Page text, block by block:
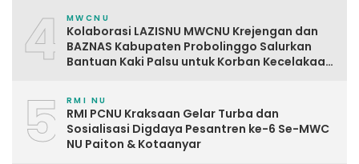
4 MWCNU
Kolaborasi LAZISNU MWCNU Krejengan dan
BAZNAS Kabupaten Probolinggo Salurkan
Bantuan Kaki Palsu untuk Korban Kecelakaan
5 RMI NU
RMI PCNU Kraksaan Gelar Turba dan
Sosialisasi Digdaya Pesantren ke-6 Se-MWC
NU Paiton & Kotaanyar